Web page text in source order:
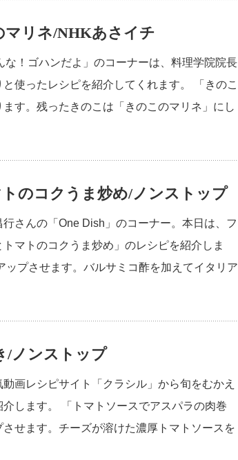
マリネ/NHKあさイチ
！ゴハンだよ」のコーナーは、料理学院院長
使ったレシピを紹介してくれます。 「きのこ
す。残ったきのこは「きのこのマリネ」にし
のコクうま炒め/ノンストップ
さんの「One Dish」のコーナー。本日は、フ
マトのコクうま炒め」のレシピを紹介しま
プさせます。バルサミコ酢を加えてイタリア
/ノンストップ
画レシピサイト「クラシル」から旬をむかえ
します。 「トマトソースでアスパラの肉巻
せます。チーズが溶けた濃厚トマトソースを